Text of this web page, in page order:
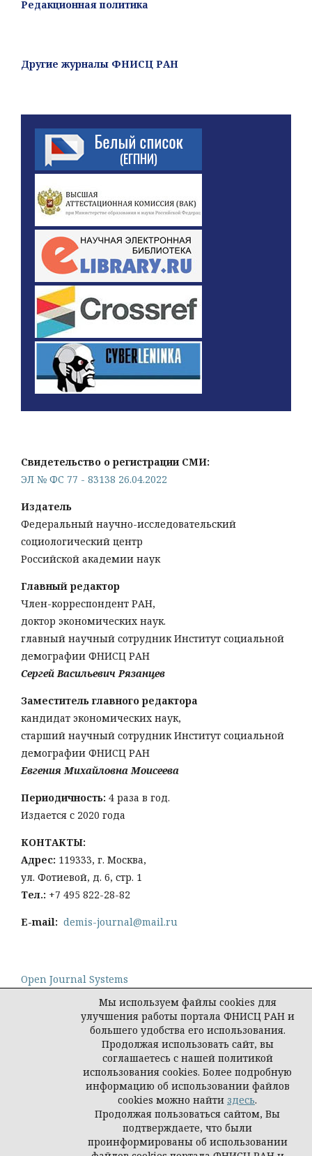
Редакционная политика
Другие журналы ФНИСЦ РАН
Свидетельство о регистрации СМИ:
ЭЛ № ФС 77 - 83138 26.04.2022
Издатель
Федеральный научно-исследовательский
социологический центр
Российской академии наук
Главный редактор
Член-корреспондент РАН,
доктор экономических наук.
главный научный сотрудник Институт социальной
демографии ФНИСЦ РАН
Сергей Васильевич Рязанцев
Заместитель главного редактора
кандидат экономических наук,
старший научный сотрудник Институт социальной
демографии ФНИСЦ РАН
Евгения Михайловна Моисеева
Периодичность: 4 раза в год.
Издается с 2020 года
КОНТАКТЫ:
Адрес: 119333, г. Москва,
ул. Фотиевой, д. 6, стр. 1
Тел.: +7 495 822-28-82
E-mail: demis-journal@mail.ru
Open Journal Systems
Политика конфиденциальности персональных
© Демис. Демографические исследования, 2026
Мы используем файлы cookies для
улучшения работы портала ФНИСЦ РАН и
большего удобства его использования.
Продолжая использовать сайт, вы
соглашаетесь с нашей политикой
использования cookies. Более подробную
информацию об использовании файлов
cookies можно найти здесь.
Продолжая пользоваться сайтом, Вы
подтверждаете, что были
проинформированы об использовании